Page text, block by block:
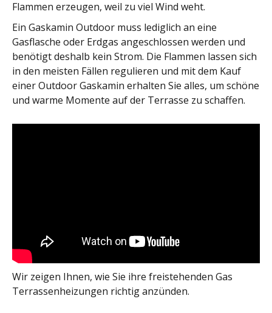
Flammen erzeugen, weil zu viel Wind weht.
Ein Gaskamin Outdoor muss lediglich an eine
Gasflasche oder Erdgas angeschlossen werden und
benötigt deshalb kein Strom. Die Flammen lassen sich
in den meisten Fällen regulieren und mit dem Kauf
einer Outdoor Gaskamin erhalten Sie alles, um schöne
und warme Momente auf der Terrasse zu schaffen.
Wir zeigen Ihnen, wie Sie ihre freistehenden Gas
Terrassenheizungen richtig anzünden.